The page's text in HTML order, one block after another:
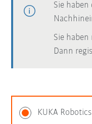
Sie
Sie
Dann
KUKA Robotics